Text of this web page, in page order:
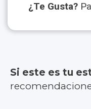
¿Te Gusta?
Si este es tu